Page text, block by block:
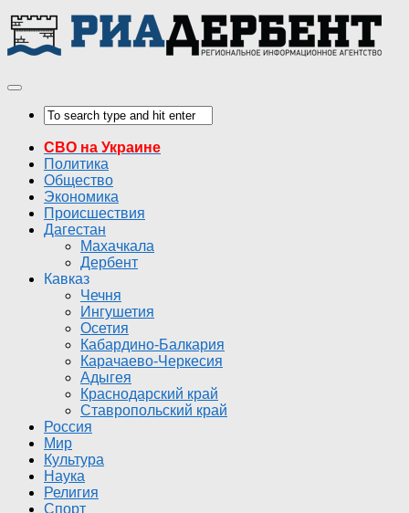
СВО на Украине
Политика
Общество
Экономика
Происшествия
Дагестан
Махачкала
Дербент
Кавказ
Чечня
Ингушетия
Осетия
Кабардино-Балкария
Карачаево-Черкесия
Адыгея
Краснодарский край
Ставропольский край
Россия
Мир
Культура
Наука
Религия
Спорт